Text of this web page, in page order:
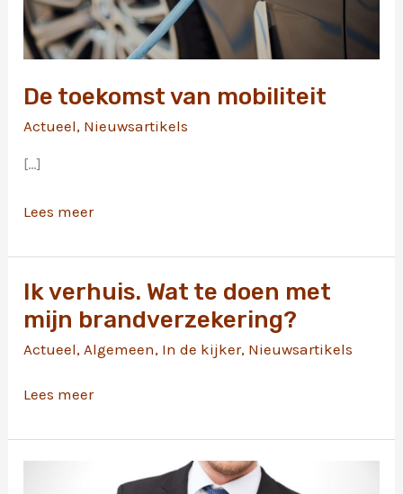
De toekomst van mobiliteit
Actueel, Nieuwsartikels
[…]
De
van
mobiliteit
Lees meer
Ik verhuis. Wat te doen met
mijn brandverzekering?
Actueel, Algemeen, In de kijker, Nieuwsartikels
Ik
Wat
te
Lees meer